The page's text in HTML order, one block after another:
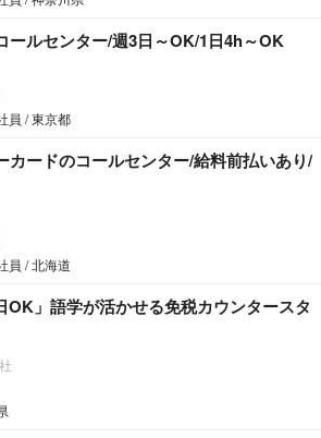
ールセンター/週3日～OK/1日4h～OK
員 / 東京都
カードのコールセンター/給料前払いあり/
員 / 北海道
OK」語学が活かせる免税カウンタースタ